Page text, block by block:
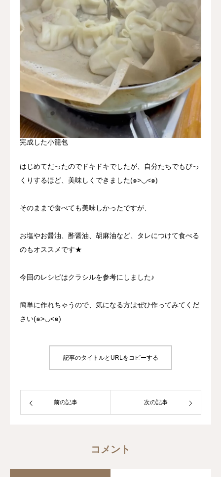
完成した小籠包
はじめてだったのでドキドキでしたが、自分たちでもびっ
くりするほど、美味しくできました(๑>◡<๑)
そのままで食べても美味しかったですが、
お塩やお醤油、酢醤油、胡麻油など、タレにつけて食べる
のもオススメです★
今回のレシピはクラシルを参考にしました♪
簡単に作れちゃうので、気になる方はぜひ作ってみてくだ
さい(๑>◡<๑)
記事のタイトルとURLをコピーする
前の記事 次の記事
コメント